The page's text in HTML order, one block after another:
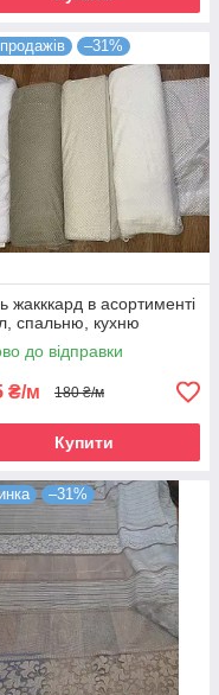
–31%
жакккард в асортименті
спальню, кухню
до відправки
₴/м 180 ₴/м
Купити
–31%